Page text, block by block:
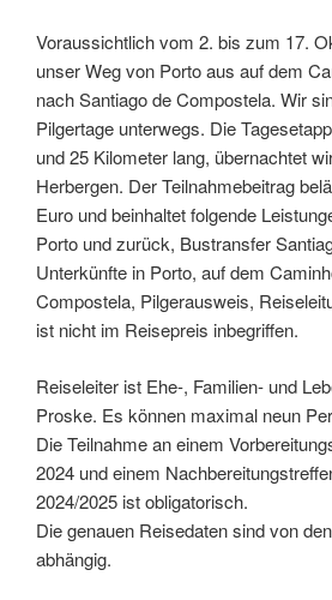
Voraussichtlich vom 2. bis zum 17.
unser Weg von Porto aus auf dem
nach Santiago de Compostela. Wir
Pilgertage unterwegs. Die
und 25 Kilometer lang, übernachtet
Herbergen. Der Teilnahmebeitrag
Euro und beinhaltet folgende
Porto und zurück, Bustransfer
Unterkünfte in Porto, auf dem
Compostela, Pilgerausweis,
ist nicht im Reisepreis inbegriffen.
Reiseleiter ist Ehe-, Familien- und
Proske. Es können maximal neun
Die Teilnahme an einem
2024 und einem
2024/2025 ist obligatorisch.
Die genauen Reisedaten sind von
abhängig.